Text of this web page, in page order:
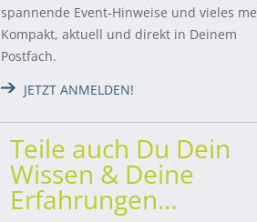
spannende Event-Hinweise und vieles
Kompakt, aktuell und direkt in Deinem
Postfach.
JETZT ANMELDEN!
Teile auch Du Dein
Wissen & Deine
Erfahrungen…